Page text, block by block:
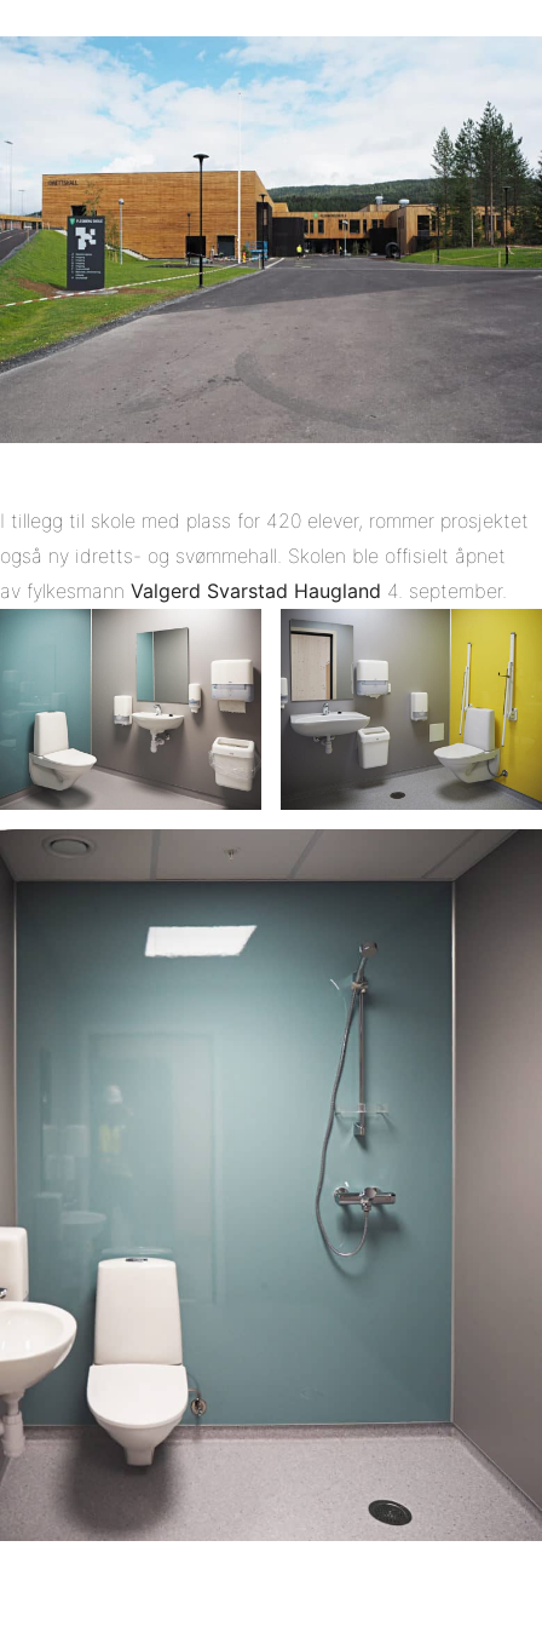
I tillegg til skole med plass for 420 elever, rommer prosjektet
også ny idretts- og svømmehall. Skolen ble offisielt åpnet
av fylkesmann Valgerd Svarstad Haugland 4. september.